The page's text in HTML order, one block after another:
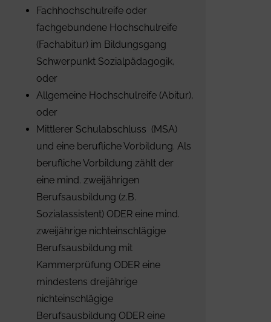
Fachhochschulreife oder
fachgebundene Hochschulreife
(Fachabitur) im Bildungsgang
Schwerpunkt Sozialpädagogik,
oder
Allgemeine Hochschulreife (Abitur),
oder
Mittlerer Schulabschluss (MSA)
und eine berufliche Vorbildung. Als
berufliche Vorbildung zählt der
eine mind. zweijährigen
Berufsausbildung (z.B.
Sozialassistent) ODER eine mind.
zweijährige nichteinschlägige
Berufsausbildung mit
Kammerprüfung ODER eine
mindestens dreijährige
nichteinschlägige
Berufsausbildung ODER eine